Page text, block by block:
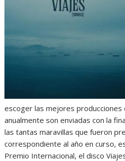
escoger las mejores producciones
anualmente son enviadas con la
las tantas maravillas que fueron
correspondiente al año en curso,
Premio Internacional, el disco